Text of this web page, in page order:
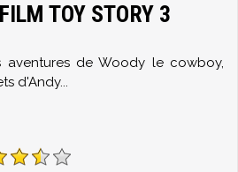
TOY STORY 3
aventures de Woody le cowboy,
d'Andy...